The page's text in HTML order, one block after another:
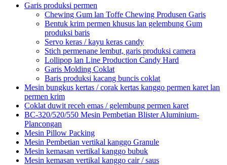
Garis produksi permen
Chewing Gum lan Toffe Chewing Produsen Garis
Bentuk krim permen khusus lan gelembung Gum
produksi baris
Servo keras / kayu keras candy
Stich permenane lembut, garis produksi camera
Lollipop lan Line Production Candy Hard
Garis Molding Coklat
Baris produksi kacang buncis coklat
Mesin bungkus kertas / corak kertas kanggo permen karet lan
permen krim
Coklat duwit receh emas / gelembung permen karet
BC-320/520/550 Mesin Pembetian Blister Aluminium-
Plancongan
Mesin Pillow Packing
Mesin Pembetian vertikal kanggo Granule
Mesin kemasan vertikal kanggo bubuk
Mesin kemasan vertikal kanggo cair / saus